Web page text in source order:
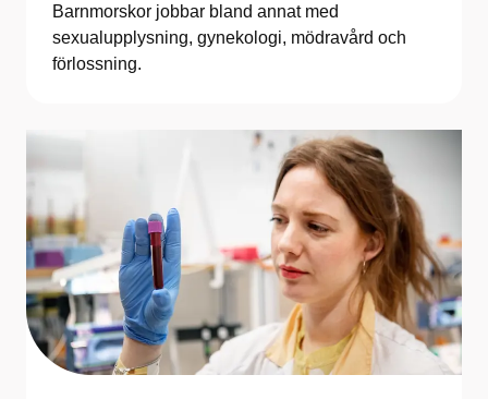
Barnmorskor jobbar bland annat med
sexualupplysning, gynekologi, mödravård och
förlossning.